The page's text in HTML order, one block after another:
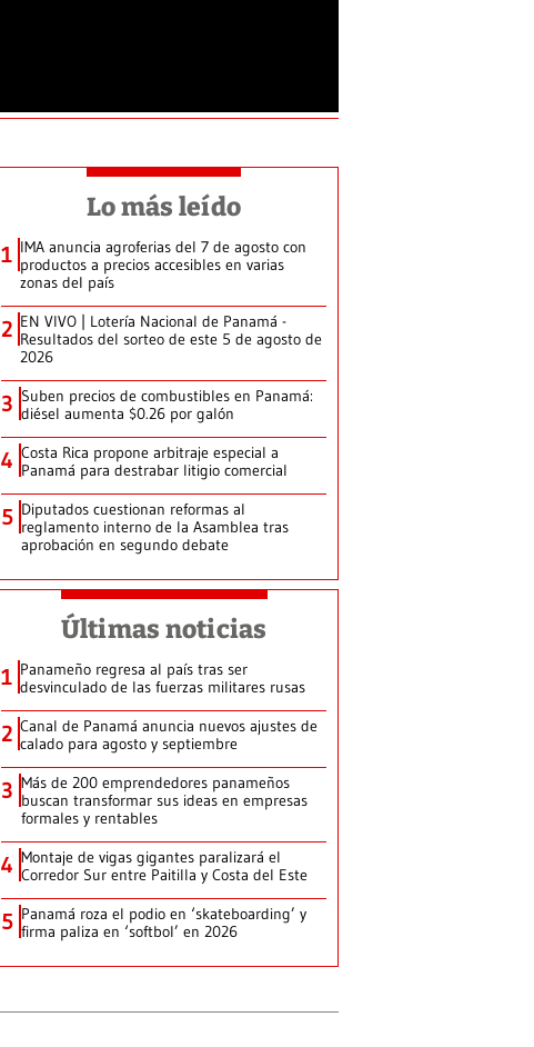
Lo más leído
1 IMA anuncia agroferias del 7 de agosto con
productos a precios accesibles en varias
zonas del país
2 EN VIVO | Lotería Nacional de Panamá -
Resultados del sorteo de este 5 de agosto de
2026
3 Suben precios de combustibles en Panamá:
diésel aumenta $0.26 por galón
4 Costa Rica propone arbitraje especial a
Panamá para destrabar litigio comercial
5 Diputados cuestionan reformas al
reglamento interno de la Asamblea tras
aprobación en segundo debate
Últimas noticias
1 Panameño regresa al país tras ser
desvinculado de las fuerzas militares rusas
2 Canal de Panamá anuncia nuevos ajustes de
calado para agosto y septiembre
3 Más de 200 emprendedores panameños
buscan transformar sus ideas en empresas
formales y rentables
4 Montaje de vigas gigantes paralizará el
Corredor Sur entre Paitilla y Costa del Este
5 Panamá roza el podio en ‘skateboarding’ y
firma paliza en ‘softbol’ en 2026